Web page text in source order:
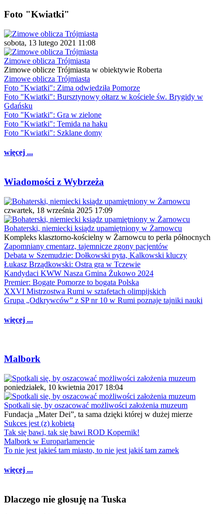
Foto "Kwiatki"
sobota, 13 lutego 2021 11:08
Zimowe oblicza Trójmiasta
Zimowe oblicze Trójmiasta w obiektywie Roberta
Zimowe oblicza Trójmiasta
Foto "Kwiatki": Zima odwiedziła Pomorze
Foto "Kwiatki": Bursztynowy ołtarz w kościele św. Brygidy w
Gdańsku
Foto "Kwiatki": Gra w zielone
Foto "Kwiatki": Temida na haku
Foto "Kwiatki": Szklane domy
więcej ...
Wiadomości z Wybrzeża
czwartek, 18 września 2025 17:09
Bohaterski, niemiecki ksiądz upamiętniony w Żarnowcu
Kompleks klasztorno-kościelny w Żarnowcu to perła północnych
Zapomniany cmentarz, tajemnicze zgony pacjentów
Debata w Szemudzie: Dołkowski pyta, Kalkowski kluczy
Łukasz Brządkowski: Ostra gra w Tczewie
Kandydaci KWW Nasza Gmina Żukowo 2024
Premier: Bogate Pomorze to bogata Polska
XXVI Mistrzostwa Rumi w sztafetach olimpijskich
Grupa „Odkrywców” z SP nr 10 w Rumi poznaje tajniki nauki
więcej ...
Malbork
poniedziałek, 10 kwietnia 2017 18:04
Spotkali się, by oszacować możliwości założenia muzeum
Fundacja „Mater Dei”, ta sama dzięki której w dużej mierze
Sukces jest (z) kobietą
Tak się bawi, tak się bawi ROD Kopernik!
Malbork w Europarlamencie
To nie jest jakieś tam miasto, to nie jest jakiś tam zamek
więcej ...
Dlaczego nie głosuję na Tuska